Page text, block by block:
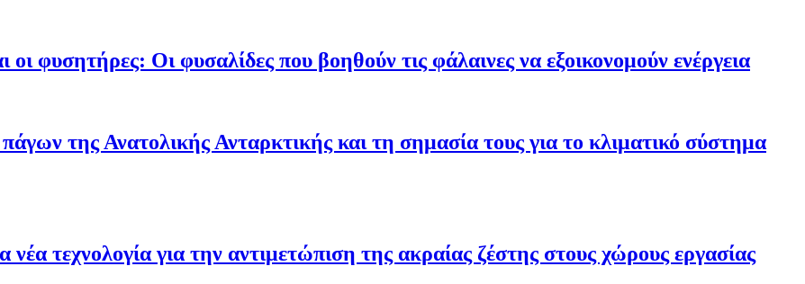
φυσητήρες: Οι φυσαλίδες που βοηθούν τις φάλαινες να εξοικονομούν ενέργεια
της Ανατολικής Ανταρκτικής και τη σημασία τους για το κλιματικό σύστημα
τεχνολογία για την αντιμετώπιση της ακραίας ζέστης στους χώρους εργασίας